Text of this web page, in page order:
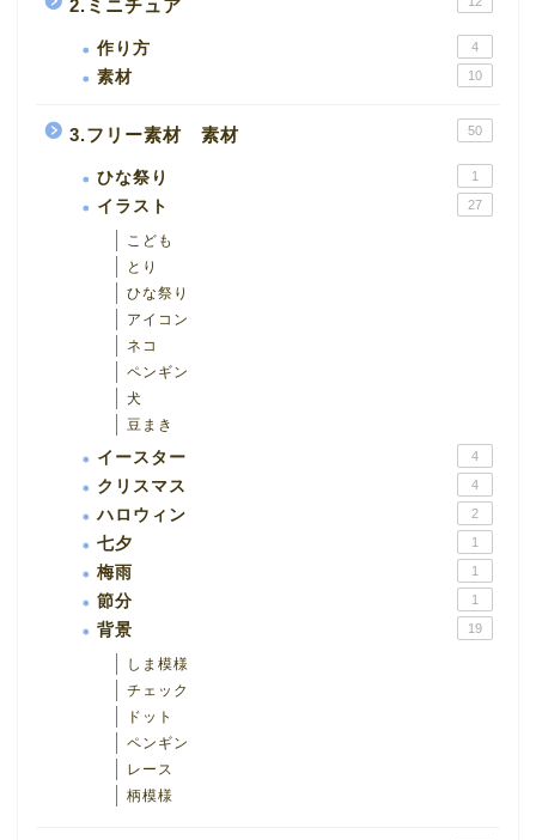
2.ミニチュア
作り方 4
素材 10
3.フリー素材 素材 50
ひな祭り 1
イラスト 27
こども
とり
ひな祭り
アイコン
ネコ
ペンギン
犬
豆まき
イースター 4
クリスマス 4
ハロウィン 2
七夕 1
梅雨 1
節分 1
背景 19
しま模様
チェック
ドット
ペンギン
レース
柄模様